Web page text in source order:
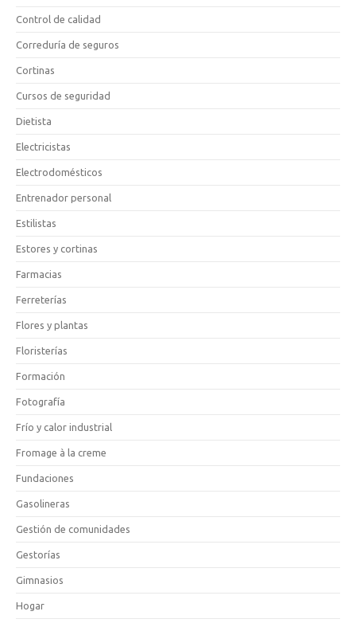
Control de calidad
Correduría de seguros
Cortinas
Cursos de seguridad
Dietista
Electricistas
Electrodomésticos
Entrenador personal
Estilistas
Estores y cortinas
Farmacias
Ferreterías
Flores y plantas
Floristerías
Formación
Fotografía
Frío y calor industrial
Fromage à la creme
Fundaciones
Gasolineras
Gestión de comunidades
Gestorías
Gimnasios
Hogar